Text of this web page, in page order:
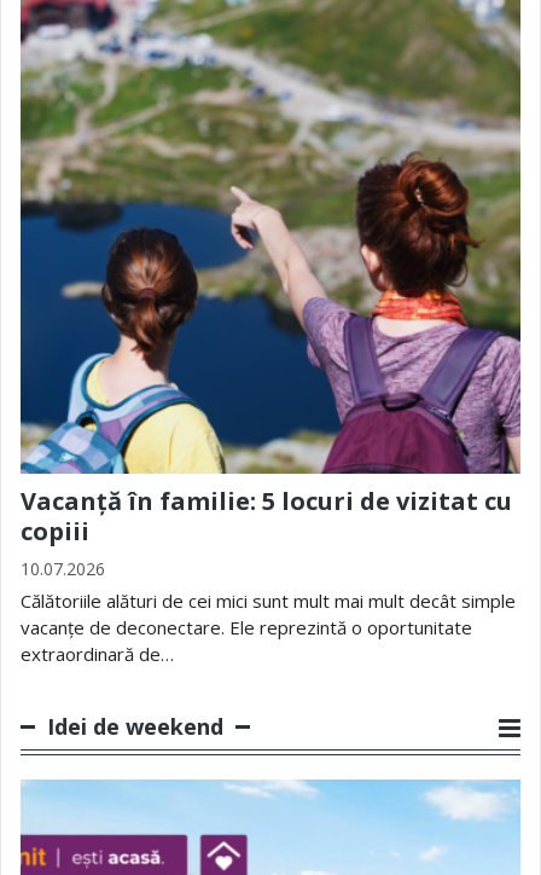
Vacanță în familie: 5 locuri de vizitat cu
copiii
10.07.2026
Călătoriile alături de cei mici sunt mult mai mult decât simple
vacanțe de deconectare. Ele reprezintă o oportunitate
extraordinară de…
Idei de weekend